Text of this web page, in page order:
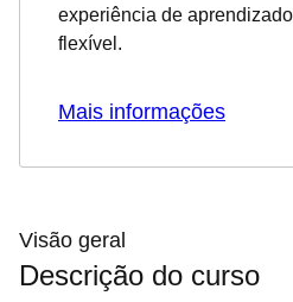
Visão geral
Descrição do curso
experiência de
flexível.
Mais informações